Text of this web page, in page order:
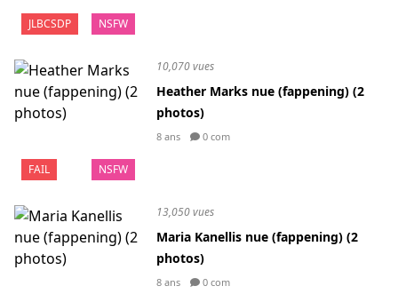
JLBCSDP NSFW
FAIL NSFW
10,070 vues
Heather Marks nue (fappening) (2
photos)
8 ans 0 com
13,050 vues
Maria Kanellis nue (fappening) (2
photos)
8 ans 0 com